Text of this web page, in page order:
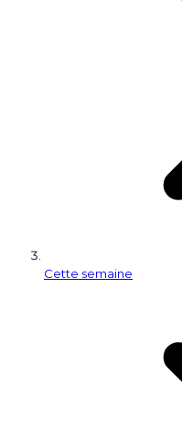
Cette semaine